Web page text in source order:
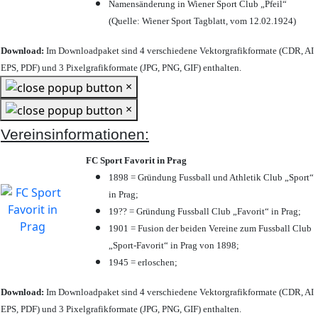
Namensänderung in Wiener Sport Club „Pfeil“
(Quelle: Wiener Sport Tagblatt, vom 12.02.1924)
Download: Im Downloadpaket sind 4 verschiedene Vektorgrafikformate (CDR, AI
EPS, PDF) und 3 Pixelgrafikformate (JPG, PNG, GIF) enthalten.
×
×
Vereinsinformationen:
FC Sport Favorit in Prag
1898 = Gründung Fussball und Athletik Club „Sport“
in Prag;
19?? = Gründung Fussball Club „Favorit“ in Prag;
1901 = Fusion der beiden Vereine zum Fussball Club
„Sport-Favorit“ in Prag von 1898;
1945 = erloschen;
Download: Im Downloadpaket sind 4 verschiedene Vektorgrafikformate (CDR, AI
EPS, PDF) und 3 Pixelgrafikformate (JPG, PNG, GIF) enthalten.